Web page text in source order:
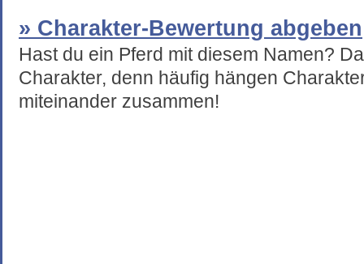
» Charakter-Bewertung abgeben
Hast du ein Pferd mit diesem Namen?
Charakter, denn häufig hängen
miteinander zusammen!